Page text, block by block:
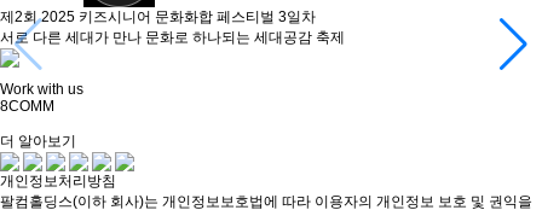
제2회 2025 키즈시니어 문화화합 페스티벌 3일차
서로 다른 세대가 만나 문화로 하나되는 세대공감 축제
Work with us
8COMM
더 알아보기
개인정보처리방침
팔컴홀딩스(이하 회사)는 개인정보보호법에 따라 이용자의 개인정보 보호 및 권익을